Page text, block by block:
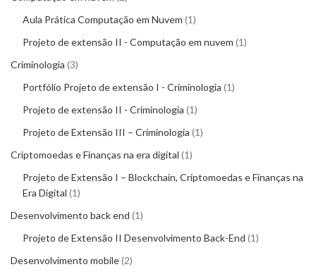
Aula Prática Computação em Nuvem 1
Projeto de extensão II - Computação em nuvem 1
Criminologia 3
Portfólio Projeto de extensão I - Criminologia 1
Projeto de extensão II - Criminologia 1
Projeto de Extensão III – Criminologia 1
Criptomoedas e Finanças na era digital 1
Projeto de Extensão I – Blockchain, Criptomoedas e Finanças na
Era Digital 1
Desenvolvimento back end 1
Projeto de Extensão II Desenvolvimento Back-End 1
Desenvolvimento mobile 2